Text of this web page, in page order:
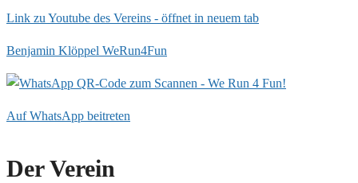
Link zu Youtube des Vereins - öffnet in neuem tab
Benjamin Klöppel WeRun4Fun
Auf WhatsApp beitreten
Der Verein